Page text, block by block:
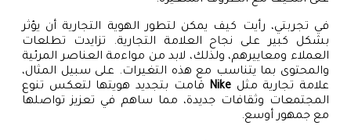
في تجربتي، رأيت كيف يمكن لتطور الهوية التجارية أن يؤثر
بشكل كبير على نجاح العلامة التجارية. تزايدت تطلعات
العملاء ومعاييرهم، ولذلك، لابد من مواءمة العناصر المرئية
والمحتوى بما يتناسب مع هذه التغيرات. على سبيل المثال،
علامة تجارية مثل Nike قامت بتجديد هويتها لتعكس تنوع
المجتمعات وثقافات جديدة، مما ساهم في تعزيز تواصلها
مع جمهور أوسع.